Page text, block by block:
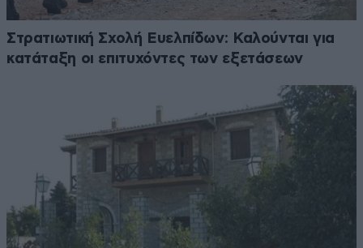
Στρατιωτική Σχολή Ευελπίδων: Καλούνται για
κατάταξη οι επιτυχόντες των εξετάσεων